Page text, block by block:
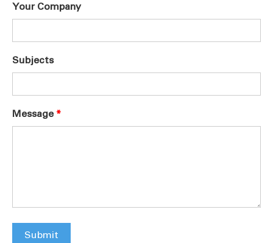
Your Company
Subjects
Message
Submit